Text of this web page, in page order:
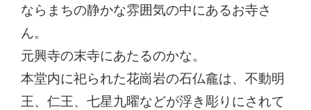
ならまちの静かな雰囲気の中にあるお寺さ
ん。
元興寺の末寺にあたるのかな。
本堂内に祀られた花崗岩の石仏龕は、不動明
王、仁王、七星九曜などが浮き彫りにされて